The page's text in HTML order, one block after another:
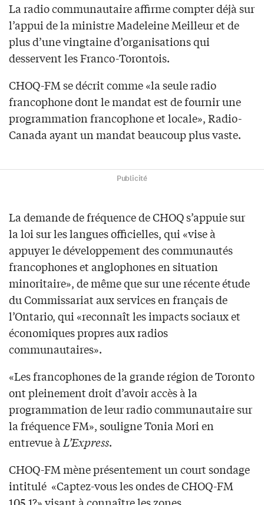
La radio communautaire affirme compter déjà sur
l’appui de la ministre Madeleine Meilleur et de
plus d’une vingtaine d’organisations qui
desservent les Franco-Torontois.
CHOQ-FM se décrit comme «la seule radio
francophone dont le mandat est de fournir une
programmation francophone et locale», Radio-
Canada ayant un mandat beaucoup plus vaste.
Publicité
La demande de fréquence de CHOQ s’appuie sur
la loi sur les langues officielles, qui «vise à
appuyer le développement des communautés
francophones et anglophones en situation
minoritaire», de même que sur une récente étude
du Commissariat aux services en français de
l’Ontario, qui «reconnaît les impacts sociaux et
économiques propres aux radios
communautaires».
«Les francophones de la grande région de Toronto
ont pleinement droit d’avoir accès à la
programmation de leur radio communautaire sur
la fréquence FM», souligne Tonia Mori en
entrevue àL’Express.
CHOQ-FM mène présentement un court sondage
intitulé «Captez-vous les ondes de CHOQ-FM